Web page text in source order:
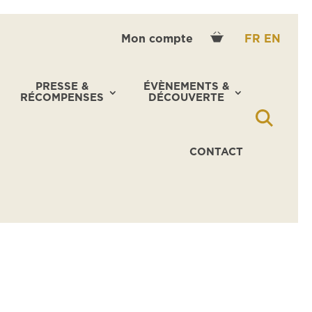
Mon compte FR EN
PRESSE &
RÉCOMPENSES
ÉVÈNEMENTS &
DÉCOUVERTE
CONTACT